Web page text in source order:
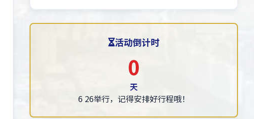
活动倒计时
0
天
6 26举行，记得安排好行程哦！